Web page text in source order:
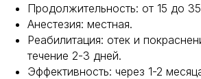
Продолжительность: от 15 до
Анестезия: местная.
Реабилитация: отек и
течение 2-3 дней.
Эффективность: через 1-2